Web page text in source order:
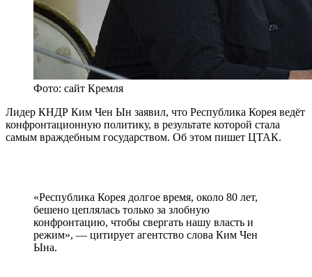
Фото: сайт Кремля
Лидер КНДР Ким Чен Ын заявил, что Республика Корея ведёт
конфронтационную политику, в результате которой стала
самым враждебным государством. Об этом пишет ЦТАК.
«Республика Корея долгое время, около 80 лет,
бешено цеплялась только за злобную
конфронтацию, чтобы свергать нашу власть и
режим», — цитирует агентство слова Ким Чен
Ына.